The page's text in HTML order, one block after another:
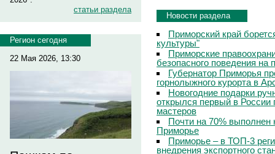
статьи раздела
Регион сегодня
22 Мая 2026, 13:30
Новости раздела
Приморский край
культуры"
Приморские
безопасного поведения
Губернатор Приморья
горнолыжного курорта в
Новогодние подарки
открылся первый в России
мастеров
Почти на 70%
Приморье
Приморье – в ТОП-3
внедрения экспортного